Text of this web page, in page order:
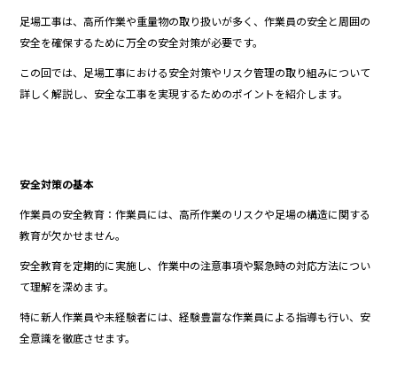
足場工事は、高所作業や重量物の取り扱いが多く、作業員の安全と周囲の
安全を確保するために万全の安全対策が必要です。
この回では、足場工事における安全対策やリスク管理の取り組みについて
詳しく解説し、安全な工事を実現するためのポイントを紹介します。
安全対策の基本
作業員の安全教育：作業員には、高所作業のリスクや足場の構造に関する
教育が欠かせません。
安全教育を定期的に実施し、作業中の注意事項や緊急時の対応方法につい
て理解を深めます。
特に新人作業員や未経験者には、経験豊富な作業員による指導も行い、安
全意識を徹底させます。